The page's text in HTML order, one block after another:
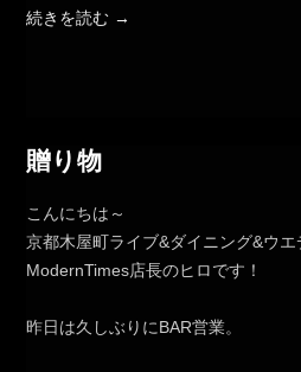
続きを読む →
贈り物
こんにちは～
京都木屋町ライブ&ダイニング&ウエ
ModernTimes店長のヒロです！
昨日は久しぶりにBAR営業。